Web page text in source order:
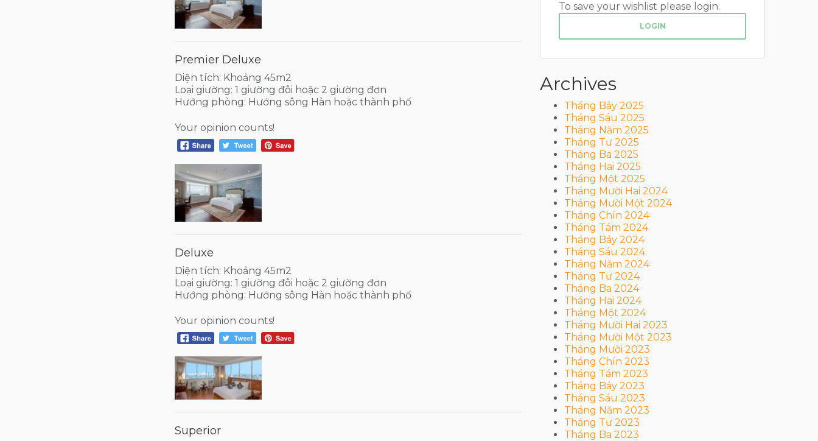
Premier Deluxe
Diện tích: Khoảng 45m2
Loại giường: 1 giường đôi hoặc 2 giường đơn
Hướng phòng: Hướng sông Hàn hoặc thành phố
Your opinion counts!
Deluxe
Diện tích: Khoảng 45m2
Loại giường: 1 giường đôi hoặc 2 giường đơn
Hướng phòng: Hướng sông Hàn hoặc thành phố
Your opinion counts!
Superior
To save your wishlist please login.
LOGIN
Archives
Tháng Bảy 2025
Tháng Sáu 2025
Tháng Năm 2025
Tháng Tư 2025
Tháng Ba 2025
Tháng Hai 2025
Tháng Một 2025
Tháng Mười Hai 2024
Tháng Mười Một 2024
Tháng Chín 2024
Tháng Tám 2024
Tháng Bảy 2024
Tháng Sáu 2024
Tháng Năm 2024
Tháng Tư 2024
Tháng Ba 2024
Tháng Hai 2024
Tháng Một 2024
Tháng Mười Hai 2023
Tháng Mười Một 2023
Tháng Mười 2023
Tháng Chín 2023
Tháng Tám 2023
Tháng Bảy 2023
Tháng Sáu 2023
Tháng Năm 2023
Tháng Tư 2023
Tháng Ba 2023